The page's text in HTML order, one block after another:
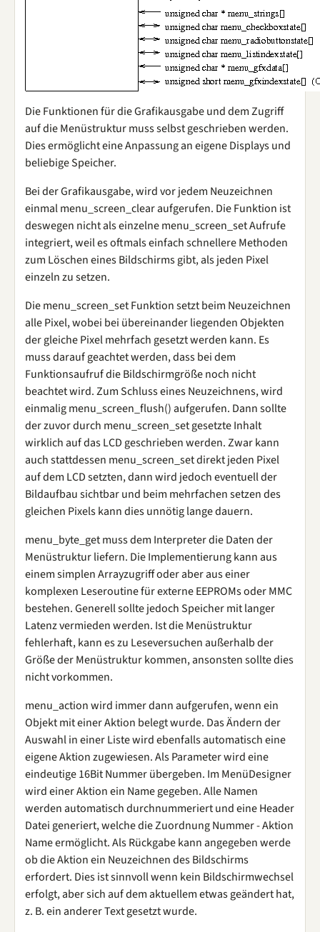
Die Funktionen für die Grafikausgabe und dem Zugriff
auf die Menüstruktur muss selbst geschrieben werden.
Dies ermöglicht eine Anpassung an eigene Displays und
beliebige Speicher.
Bei der Grafikausgabe, wird vor jedem Neuzeichnen
einmal menu_screen_clear aufgerufen. Die Funktion ist
deswegen nicht als einzelne menu_screen_set Aufrufe
integriert, weil es oftmals einfach schnellere Methoden
zum Löschen eines Bildschirms gibt, als jeden Pixel
einzeln zu setzen.
Die menu_screen_set Funktion setzt beim Neuzeichnen
alle Pixel, wobei bei übereinander liegenden Objekten
der gleiche Pixel mehrfach gesetzt werden kann. Es
muss darauf geachtet werden, dass bei dem
Funktionsaufruf die Bildschirmgröße noch nicht
beachtet wird. Zum Schluss eines Neuzeichnens, wird
einmalig menu_screen_flush() aufgerufen. Dann sollte
der zuvor durch menu_screen_set gesetzte Inhalt
wirklich auf das LCD geschrieben werden. Zwar kann
auch stattdessen menu_screen_set direkt jeden Pixel
auf dem LCD setzten, dann wird jedoch eventuell der
Bildaufbau sichtbar und beim mehrfachen setzen des
gleichen Pixels kann dies unnötig lange dauern.
menu_byte_get muss dem Interpreter die Daten der
Menüstruktur liefern. Die Implementierung kann aus
einem simplen Arrayzugriff oder aber aus einer
komplexen Leseroutine für externe EEPROMs oder MMC
bestehen. Generell sollte jedoch Speicher mit langer
Latenz vermieden werden. Ist die Menüstruktur
fehlerhaft, kann es zu Leseversuchen außerhalb der
Größe der Menüstruktur kommen, ansonsten sollte dies
nicht vorkommen.
menu_action wird immer dann aufgerufen, wenn ein
Objekt mit einer Aktion belegt wurde. Das Ändern der
Auswahl in einer Liste wird ebenfalls automatisch eine
eigene Aktion zugewiesen. Als Parameter wird eine
eindeutige 16Bit Nummer übergeben. Im MenüDesigner
wird einer Aktion ein Name gegeben. Alle Namen
werden automatisch durchnummeriert und eine Header
Datei generiert, welche die Zuordnung Nummer - Aktion
Name ermöglicht. Als Rückgabe kann angegeben werde
ob die Aktion ein Neuzeichnen des Bildschirms
erfordert. Dies ist sinnvoll wenn kein Bildschirmwechsel
erfolgt, aber sich auf dem aktuellem etwas geändert hat,
z. B. ein anderer Text gesetzt wurde.